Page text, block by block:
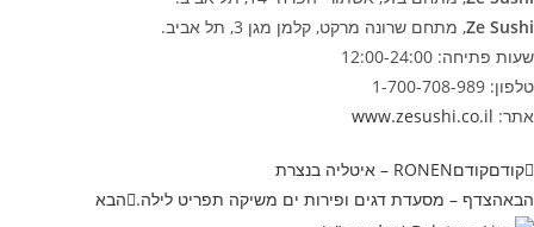
Ze Sushi, מתחם שרונה מרקט, קלמן מגן 3, תל אביב.
שעות פתיחה: 12:00-24:00
טלפון: 1-700-708-989
אתר: www.zesushi.co.il
קודםקודםRONEN – איטליה בנצרת
הבאהצדף – מסעדת דגים ופירות ים משיקה תפריט לילה. הבא